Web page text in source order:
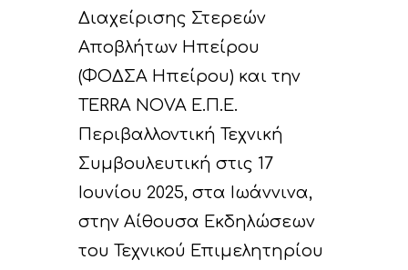
Διαχείρισης Στερεών
Αποβλήτων Ηπείρου
(ΦΟΔΣΑ Ηπείρου) και την
TERRA NOVA Ε.Π.Ε.
Περιβαλλοντική Τεχνική
Συμβουλευτική στις 17
Ιουνίου 2025, στα Ιωάννινα,
στην Αίθουσα Εκδηλώσεων
του Τεχνικού Επιμελητηρίου